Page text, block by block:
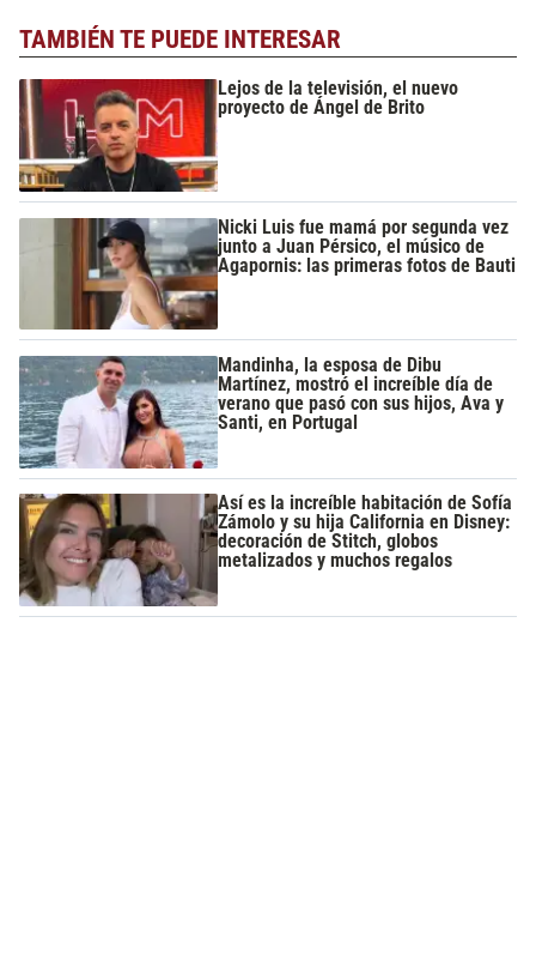
TAMBIÉN TE PUEDE INTERESAR
Lejos de la televisión, el nuevo
proyecto de Ángel de Brito
Nicki Luis fue mamá por segunda vez
junto a Juan Pérsico, el músico de
Agapornis: las primeras fotos de Bauti
Mandinha, la esposa de Dibu
Martínez, mostró el increíble día de
verano que pasó con sus hijos, Ava y
Santi, en Portugal
Así es la increíble habitación de Sofía
Zámolo y su hija California en Disney:
decoración de Stitch, globos
metalizados y muchos regalos